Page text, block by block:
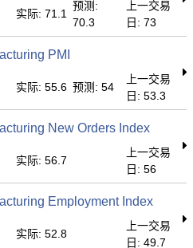
实际: 71.1
预测:
70.3
上一交易
日: 73
PMI
实际: 55.6 预测: 54
上一交易
日: 53.3
New Orders Index
实际: 56.7
上一交易
日: 56
Employment Index
实际: 52.8
上一交易
日: 49.7